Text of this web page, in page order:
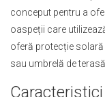
conceput pentru a
oaspeții care
oferă protecție
sau umbrelă de terasă.